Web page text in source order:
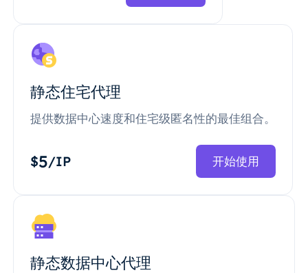
静态住宅代理
提供数据中心速度和住宅级匿名性的最佳组合。
$5/IP 开始使用
静态数据中心代理